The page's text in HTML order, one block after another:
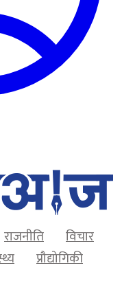
राजनीति
विचार
प्रौद्योगिकी